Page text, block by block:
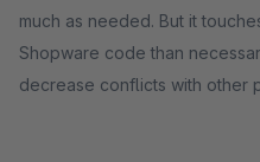
much as needed. But it
Shopware code than
decrease conflicts with other